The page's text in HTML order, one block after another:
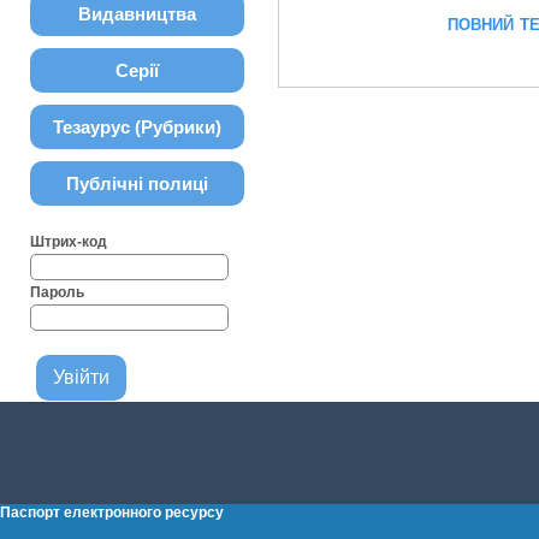
Видавництва
Серії
Тезаурус (Рубрики)
Публічні полиці
Штрих-код
Пароль
повний
Паспорт електронного ресурсу